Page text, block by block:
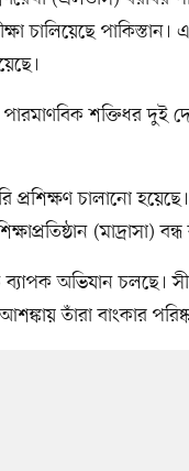
চালিয়েছে পাকিস্তান।
শক্তিধর দুই
চালানো হয়েছে।
(মাদ্রাসা) বন্ধ
অভিযান চলছে।
তাঁরা বাংকার